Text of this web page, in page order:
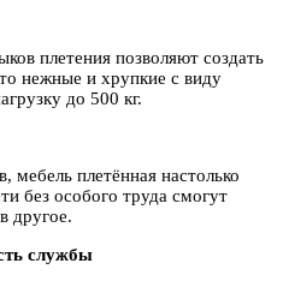
плетения позволяют создать
нежные и хрупкие с виду
до 500 кг.
плетённая настолько
без особого труда смогут
другое.
службы